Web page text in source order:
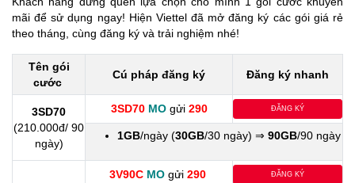
mãi để sử dụng ngay! Hiện Viettel đã mở đăng ký các gói giá rẻ
theo tháng, cùng đăng ký và trải nghiệm nhé!
Tên gói
cước
Cú pháp đăng ký Đăng ký nhanh
3SD70
(210.000đ/ 90
ngày)
3SD70 MOgửi 290 ĐĂNG KÝ
1GB/ngày (30GB/30 ngày) ⇒ 90GB/90 ngày
3V90CMOgửi 290 ĐĂNG KÝ